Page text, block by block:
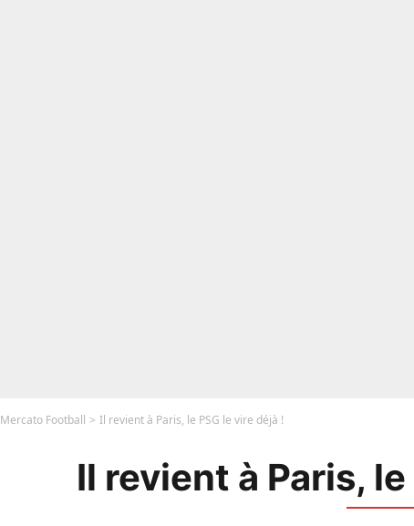
Mercato Football Il revient à Paris, le PSG le vire déjà !
Il revient à Paris,